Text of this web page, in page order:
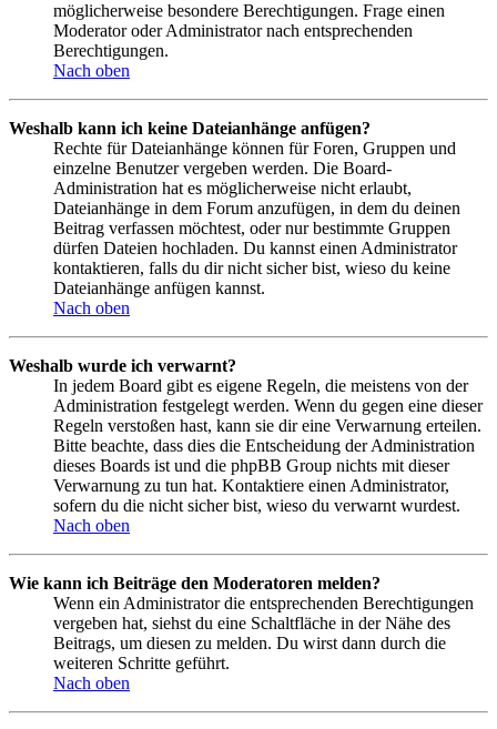
möglicherweise besondere Berechtigungen. Frage einen
Moderator oder Administrator nach entsprechenden
Berechtigungen.
Nach oben
Weshalb kann ich keine Dateianhänge anfügen?
Rechte für Dateianhänge können für Foren, Gruppen und
einzelne Benutzer vergeben werden. Die Board-
Administration hat es möglicherweise nicht erlaubt,
Dateianhänge in dem Forum anzufügen, in dem du deinen
Beitrag verfassen möchtest, oder nur bestimmte Gruppen
dürfen Dateien hochladen. Du kannst einen Administrator
kontaktieren, falls du dir nicht sicher bist, wieso du keine
Dateianhänge anfügen kannst.
Nach oben
Weshalb wurde ich verwarnt?
In jedem Board gibt es eigene Regeln, die meistens von der
Administration festgelegt werden. Wenn du gegen eine dieser
Regeln verstoßen hast, kann sie dir eine Verwarnung erteilen.
Bitte beachte, dass dies die Entscheidung der Administration
dieses Boards ist und die phpBB Group nichts mit dieser
Verwarnung zu tun hat. Kontaktiere einen Administrator,
sofern du die nicht sicher bist, wieso du verwarnt wurdest.
Nach oben
Wie kann ich Beiträge den Moderatoren melden?
Wenn ein Administrator die entsprechenden Berechtigungen
vergeben hat, siehst du eine Schaltfläche in der Nähe des
Beitrags, um diesen zu melden. Du wirst dann durch die
weiteren Schritte geführt.
Nach oben